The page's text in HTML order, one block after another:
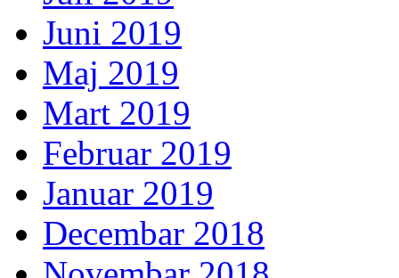
Juni 2019
Maj 2019
Mart 2019
Februar 2019
Januar 2019
Decembar 2018